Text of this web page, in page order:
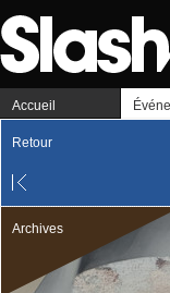
Accueil
Retour
Archives